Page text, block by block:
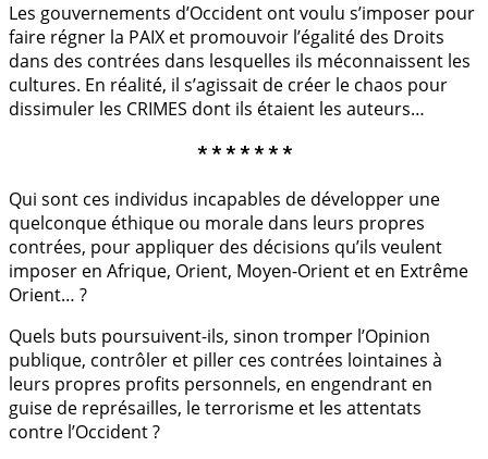
Les gouvernements d’Occident ont voulu s’imposer pour
faire régner la PAIX et promouvoir l’égalité des Droits
dans des contrées dans lesquelles ils méconnaissent les
cultures. En réalité, il s’agissait de créer le chaos pour
dissimuler les CRIMES dont ils étaient les auteurs…
* * * * * * *
Qui sont ces individus incapables de développer une
quelconque éthique ou morale dans leurs propres
contrées, pour appliquer des décisions qu’ils veulent
imposer en Afrique, Orient, Moyen-Orient et en Extrême
Orient… ?
Quels buts poursuivent-ils, sinon tromper l’Opinion
publique, contrôler et piller ces contrées lointaines à
leurs propres profits personnels, en engendrant en
guise de représailles, le terrorisme et les attentats
contre l’Occident ?